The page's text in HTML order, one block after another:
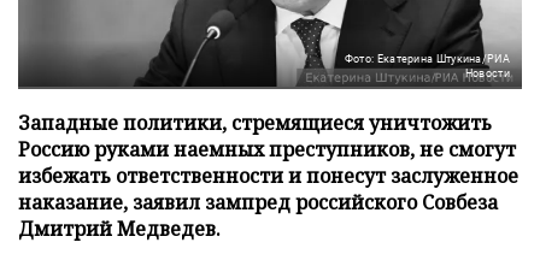
Фото: Екатерина Штукина/РИА
Новости
Западные политики, стремящиеся уничтожить
Россию руками наемных преступников, не смогут
избежать ответственности и понесут заслуженное
наказание, заявил зампред российского Совбеза
Дмитрий Медведев.